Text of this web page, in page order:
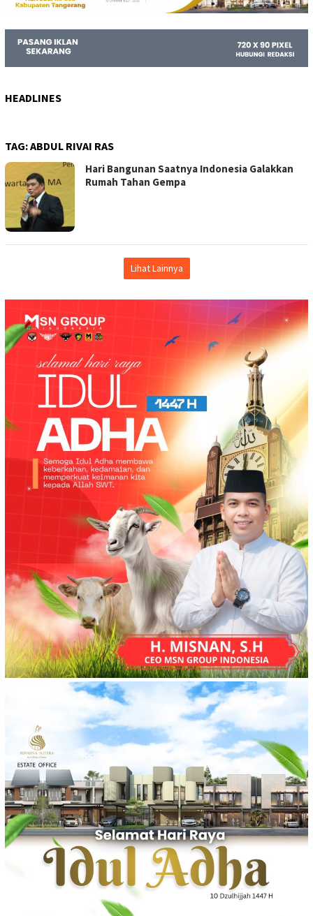
HEADLINES
TAG:ABDUL RIVAI RAS
Hari Bangunan Saatnya Indonesia Galakkan
Rumah Tahan Gempa
Lihat Lainnya